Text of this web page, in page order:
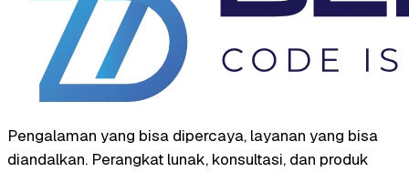
Pengalaman yang bisa dipercaya, layanan yang bisa
diandalkan. Perangkat lunak, konsultasi, dan produk